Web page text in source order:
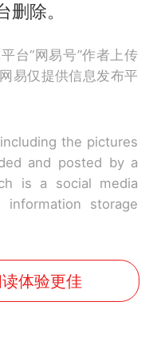
除。
台“网易号”作者上传
易仅提供信息发布平
the pictures
and posted by a
is a social media
storage
体验更佳